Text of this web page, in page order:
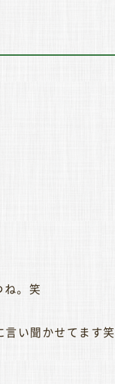
。笑
い聞かせてます